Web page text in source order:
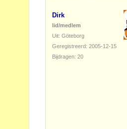
Dirk
lid/medlem
Uit: Göteborg
Geregistreerd: 2005-12-15
Bijdragen: 20